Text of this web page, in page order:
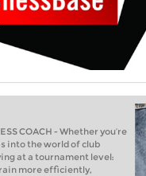
COACH - Whether you’re
into the world of club
at a tournament level:
more efficiently,